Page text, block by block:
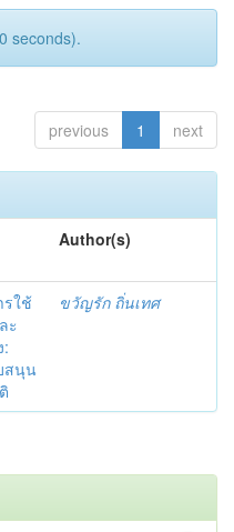
seconds).
previous 1 next
Author(s)
ใช้
ะ
สนุน
ขวัญรัก ถิ่นเทศ